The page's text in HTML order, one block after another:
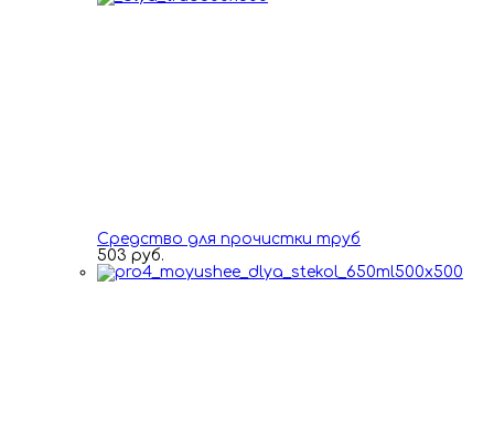
Средство для прочистки труб
503 руб.